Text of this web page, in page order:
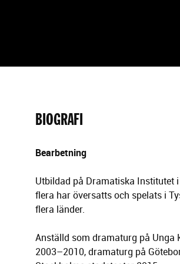
BIOGRAFI
Bearbetning
Utbildad på Dramatiska Institutet
flera har översatts och spelats i
flera länder.
Anställd som dramaturg på Unga
2003–2010, dramaturg på